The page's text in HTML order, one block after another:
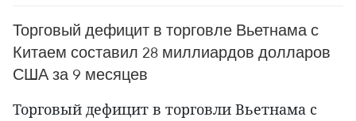
Торговый дефицит в торговле Вьетнама с
Китаем составил 28 миллиардов долларов
США за 9 месяцев
Торговый дефицит в торговли Вьетнама с